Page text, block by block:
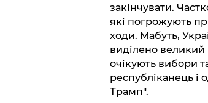
закінчувати.
які погрожують
ходи. Мабуть,
виділено великий
очікують вибори
республіканець і
Трамп".